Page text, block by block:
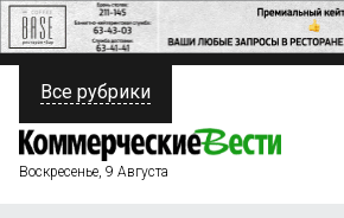
ПОЛИТИКА
ФИНАНСЫ
Все рубрики
Воскресенье, 9 Августа